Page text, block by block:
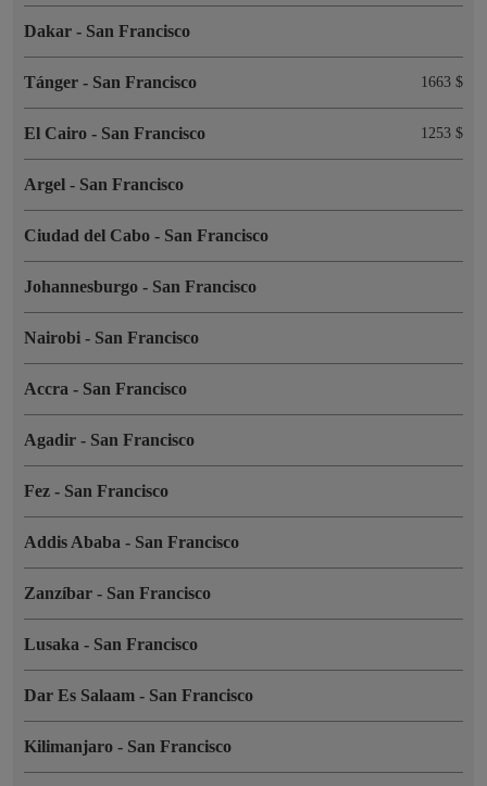
Dakar - San Francisco
Tánger - San Francisco 1663 $
El Cairo - San Francisco 1253 $
Argel - San Francisco
Ciudad del Cabo - San Francisco
Johannesburgo - San Francisco
Nairobi - San Francisco
Accra - San Francisco
Agadir - San Francisco
Fez - San Francisco
Addis Ababa - San Francisco
Zanzíbar - San Francisco
Lusaka - San Francisco
Dar Es Salaam - San Francisco
Kilimanjaro - San Francisco